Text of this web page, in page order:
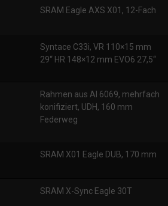
SRAM Eagle AXS X01, 12-Fach
Syntace C33i, VR 110×15 mm
29“ HR 148×12 mm EVO6 27,5“
Rahmen aus Al 6069, mehrfach
konifiziert, UDH, 160 mm
Federweg
SRAM X01 Eagle DUB, 170 mm
SRAM X-Sync Eagle 30T